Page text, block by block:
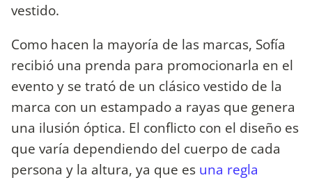
vestido.
Como hacen la mayoría de las marcas, Sofía
recibió una prenda para promocionarla en el
evento y se trató de un clásico vestido de la
marca con un estampado a rayas que genera
una ilusión óptica. El conflicto con el diseño es
que varía dependiendo del cuerpo de cada
persona y la altura, ya que es una regla